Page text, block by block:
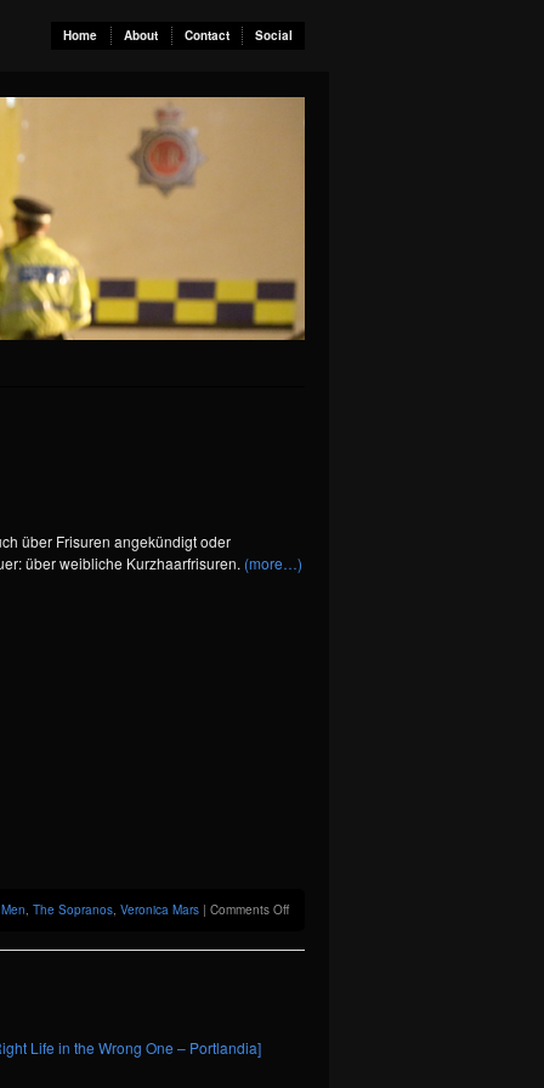
Home About Contact Social
über Frisuren angekündigt oder
über weibliche Kurzhaarfrisuren. (more…)
, The Sopranos, Veronica Mars | Comments Offon
Life in the Wrong One – Portlandia]